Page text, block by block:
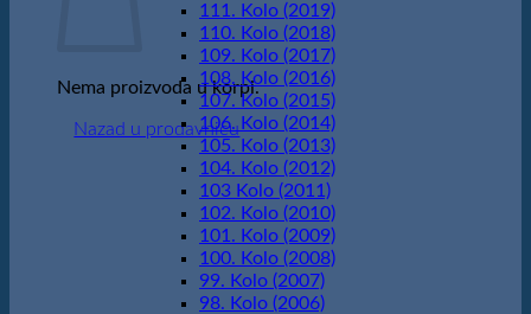
Nema proizvoda u korpi.
Nazad u prodavnicu
111. Kolo (2019)
110. Kolo (2018)
109. Kolo (2017)
108. Kolo (2016)
107. Kolo (2015)
106. Kolo (2014)
105. Kolo (2013)
104. Kolo (2012)
103 Kolo (2011)
102. Kolo (2010)
101. Kolo (2009)
100. Kolo (2008)
99. Kolo (2007)
98. Kolo (2006)